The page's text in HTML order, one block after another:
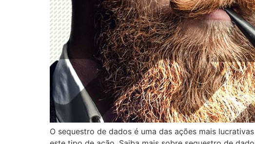
O sequestro de dados é uma das ações mais